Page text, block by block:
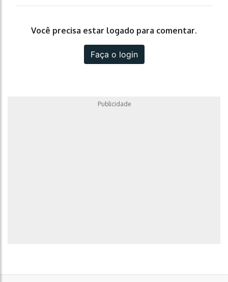
Você precisa estar logado para comentar.
Faça o login
Publicidade